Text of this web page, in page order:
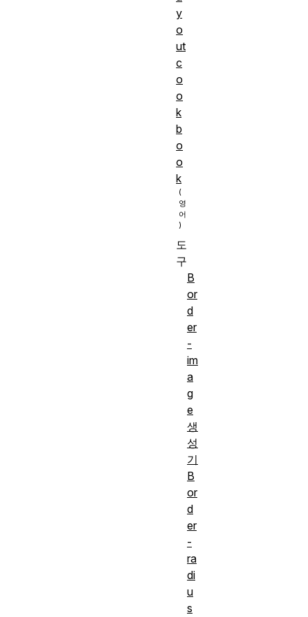
y
o
ut
c
o
o
k
b
o
o
k
도
구
B
or
d
er
-
im
a
g
e
생
성
기
B
or
d
er
-
ra
di
u
s